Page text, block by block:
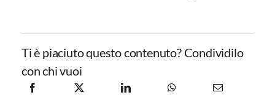
Ti è piaciuto questo contenuto? Condividilo
con chi vuoi